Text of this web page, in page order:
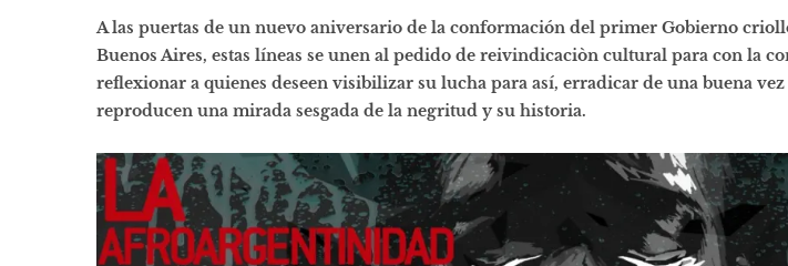
A las puertas de un nuevo aniversario de la conformación del primer Gobierno
Buenos Aires, estas líneas se unen al pedido de reivindicaciòn cultural para con la
reflexionar a quienes deseen visibilizar su lucha para así, erradicar de una buena
reproducen una mirada sesgada de la negritud y su historia.